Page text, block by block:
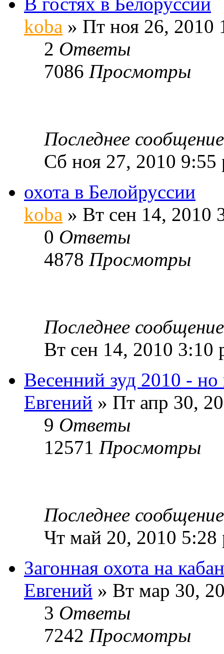
koba » Пт ноя 26, 2010
2 Ответы
7086 Просмотры
Последнее
Сб ноя 27, 2010 9:55
охота в Белойруссии
koba » Вт сен 14, 2010
0 Ответы
4878 Просмотры
Последнее
Вт сен 14, 2010 3:10
Весенний зуд 2010 -
Евгений » Пт апр 30,
9 Ответы
12571 Просмотры
Последнее
Чт май 20, 2010 5:28
Загонная охота на
Евгений » Вт мар 30,
3 Ответы
7242 Просмотры